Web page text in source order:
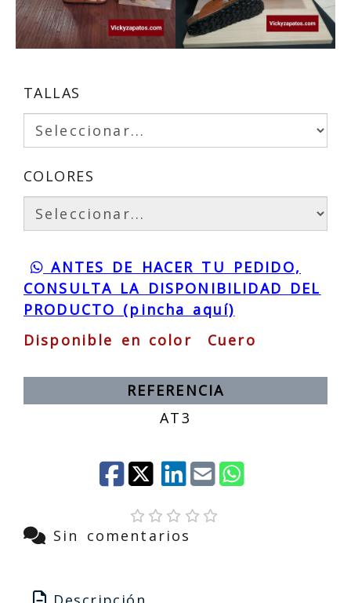
TALLAS
COLORES
ANTES DE HACER TU PEDIDO,
CONSULTA LA DISPONIBILIDAD DEL
PRODUCTO (pincha aquí)
Disponible en color Cuero
REFERENCIA
AT3
Sin comentarios